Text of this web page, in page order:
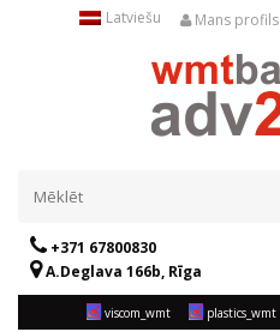
Latviešu Mans profils
+371 67800830
A.Deglava 166b, Rīga
viscom_wmt plastics_wmt